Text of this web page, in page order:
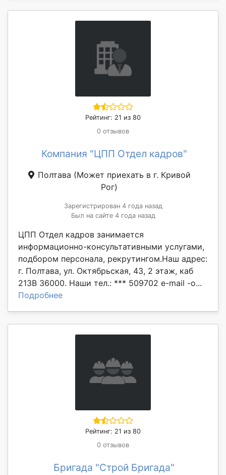
Рейтинг: 21 из 80
0 отзывов
Компания "ЦПП Отдел кадров"
Полтава (Может приехать в г. Кривой
Рог)
Зарегистрирован 4 года назад
Был на сайте 4 года назад
ЦПП Отдел кадров занимается
информационно-консультативными услугами,
подбором персонала, рекрутингом.Наш адрес:
г. Полтава, ул. Октябрьская, 43, 2 этаж, каб
213В 36000. Наши тел.: *** 509702 e-mail -o...
Подробнее
Рейтинг: 21 из 80
0 отзывов
Бригада "Строй Бригада"